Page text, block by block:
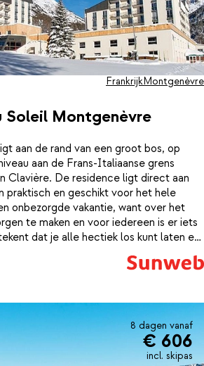
Soleil Montgenèvre
FrankrijkMontgenèvre
aan de rand van een groot bos, op
aan de Frans-Italiaanse grens
Clavière. De residence ligt direct aan
praktisch en geschikt voor het hele
onbezorgde vakantie, want over het
te maken en voor iedereen is er iets
dat je alle hectiek los kunt laten en
voor jong en oud met verschillende
8 dagen vanaf
€ 606
incl. skipas